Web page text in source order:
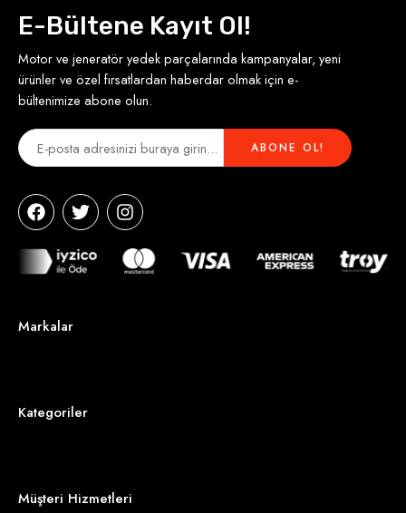
E-Bültene Kayıt Ol!
Motor ve jeneratör yedek parçalarında kampanyalar, yeni
ürünler ve özel fırsatlardan haberdar olmak için e-
bültenimize abone olun.
Markalar
Kategoriler
Müşteri Hizmetleri